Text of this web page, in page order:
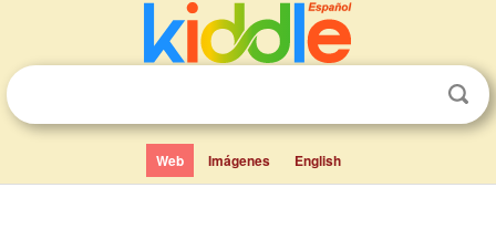
Web Imágenes English